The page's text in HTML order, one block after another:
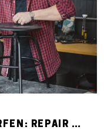
REPAIR …